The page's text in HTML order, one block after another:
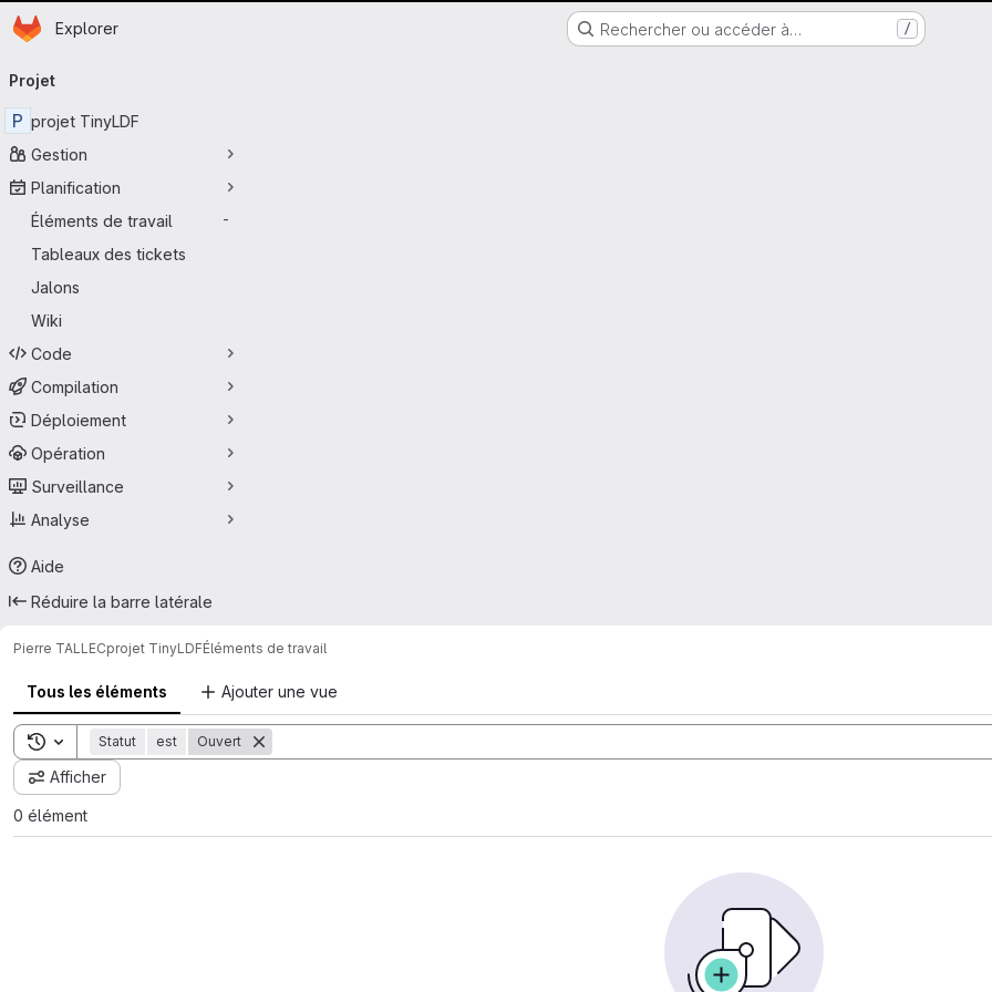
Nantes Université
Passer au contenu principal
Page d'accueil
Explorer Rechercher ou accéder à… /
principale
Projet
P projet TinyLDF
Gestion
Planification
Éléments de travail
-
Tableaux des tickets
Jalons
Wiki
Code
Compilation
Déploiement
Opération
Surveillance
Analyse
Aide
Réduire la barre latérale
Pierre TALLECprojet TinyLDFÉléments de travail
Tous les éléments Ajouter une vue
Toggle search history
Statut est Ouvert
Afficher
0 élément